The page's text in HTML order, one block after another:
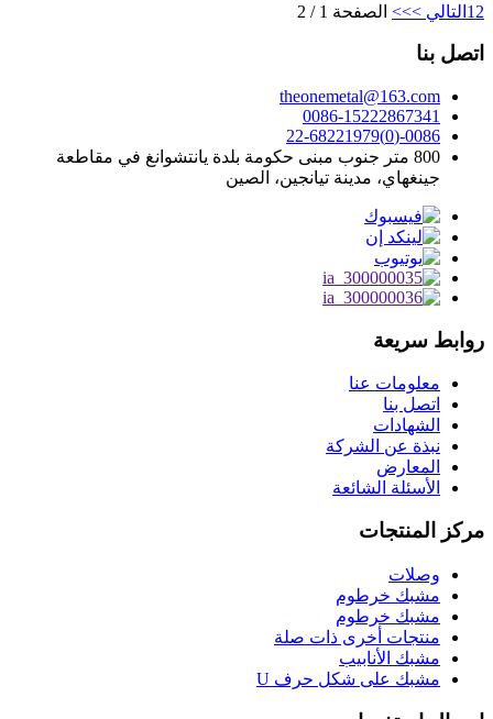
1 2 التالي >>> الصفحة 1 / 2
اتصل بنا
theonemetal@163.com
0086-15222867341
0086-(0)22-68221979
800 متر جنوب مبنى حكومة بلدة يانتشوانغ في مقاطعة
جينغهاي، مدينة تيانجين، الصين
روابط سريعة
معلومات عنا
اتصل بنا
الشهادات
نبذة عن الشركة
المعارض
الأسئلة الشائعة
مركز المنتجات
وصلات
مشبك خرطوم
مشبك خرطوم
منتجات أخرى ذات صلة
مشبك الأنابيب
مشبك على شكل حرف U